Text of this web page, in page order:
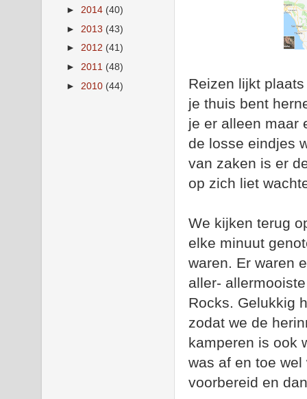
Reizen lijkt
je thuis bent
je er alleen maar
de losse eindjes
van zaken is er
op zich liet
We kijken terug
elke minuut
waren. Er waren
aller-
Rocks. Gelukkig
zodat we de
kamperen is ook
was af en toe
voorbereid en
► 2014 (40)
► 2013 (43)
► 2012 (41)
► 2011 (48)
► 2010 (44)